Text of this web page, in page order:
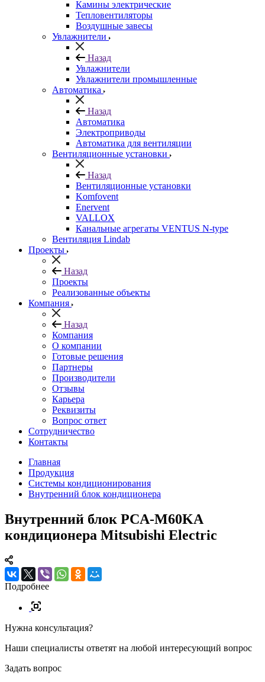
Камины электрические
Тепловентиляторы
Воздушные завесы
Увлажнители
Назад
Увлажнители
Увлажнители промышленные
Автоматика
Назад
Автоматика
Электроприводы
Автоматика для вентиляции
Вентиляционные установки
Назад
Вентиляционные установки
Komfovent
Enervent
VALLOX
Канальные агрегаты VENTUS N-type
Вентиляция Lindab
Проекты
Назад
Проекты
Реализованные объекты
Компания
Назад
Компания
О компании
Готовые решения
Партнеры
Производители
Отзывы
Карьера
Реквизиты
Вопрос ответ
Сотрудничество
Контакты
Главная
Продукция
Системы кондиционирования
Внутренний блок кондиционера
Внутренний блок PCA-M60KA
кондиционера Mitsubishi Electric
Подробнее
Нужна консультация?
Наши специалисты ответят на любой интересующий вопрос
Задать вопрос